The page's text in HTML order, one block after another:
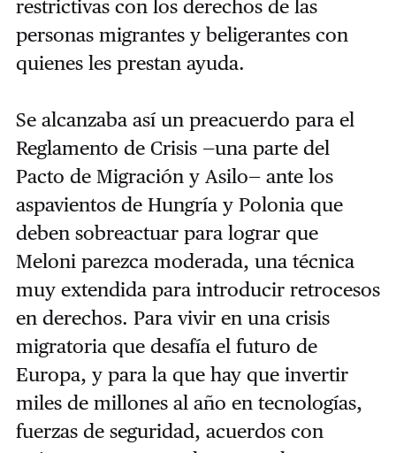
restrictivas con los derechos de las
personas migrantes y beligerantes con
quienes les prestan ayuda.
Se alcanzaba así un preacuerdo para el
Reglamento de Crisis —una parte del
Pacto de Migración y Asilo— ante los
aspavientos de Hungría y Polonia que
deben sobreactuar para lograr que
Meloni parezca moderada, una técnica
muy extendida para introducir retrocesos
en derechos. Para vivir en una crisis
migratoria que desafía el futuro de
Europa, y para la que hay que invertir
miles de millones al año en tecnologías,
fuerzas de seguridad, acuerdos con